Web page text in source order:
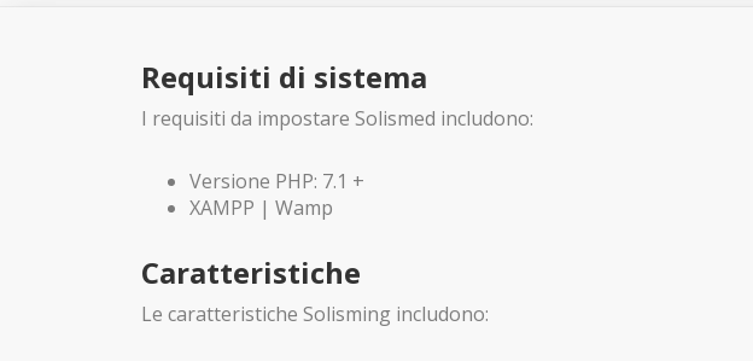
Requisiti di sistema
I requisiti da impostare Solismed includono:
Versione PHP: 7.1 +
XAMPP | Wamp
Caratteristiche
Le caratteristiche Solisming includono: